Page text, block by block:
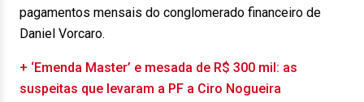
pagamentos mensais do conglomerado financeiro de
Daniel Vorcaro.
+ ‘Emenda Master’ e mesada de R$ 300 mil: as
suspeitas que levaram a PF a Ciro Nogueira